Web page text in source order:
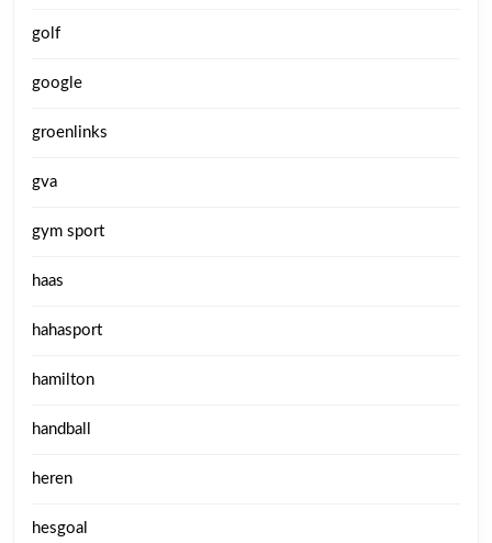
golf
google
groenlinks
gva
gym sport
haas
hahasport
hamilton
handball
heren
hesgoal